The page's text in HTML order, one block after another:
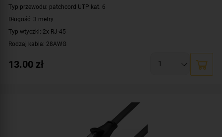
Typ przewodu: patchcord UTP kat. 6
Długość: 3 metry
Typ wtyczki: 2x RJ-45
Rodzaj kabla: 28AWG
Prędkość: 10/100/1000 Mbit
13.00 zł